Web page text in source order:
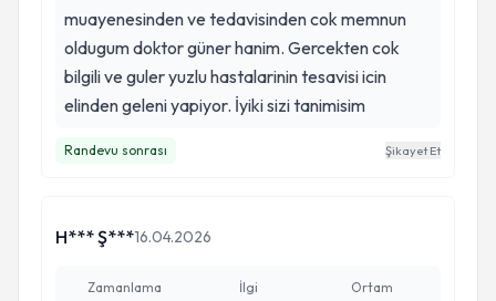
muayenesinden ve tedavisinden cok memnun
oldugum doktor güner hanim. Gercekten cok
bilgili ve guler yuzlu hastalarinin tesavisi icin
elinden geleni yapiyor. İyiki sizi tanimisim
Randevu sonrası Şikayet Et
H*** Ş***16.04.2026
Zamanlama İlgi Ortam